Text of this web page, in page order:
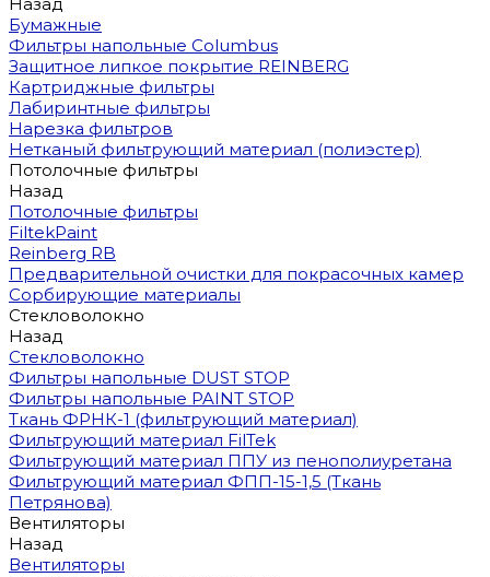
Бумажные
Фильтры напольные Columbus
Защитное липкое покрытие REINBERG
Картриджные фильтры
Лабиринтные фильтры
Нарезка фильтров
Нетканый фильтрующий материал (полиэстер)
Потолочные фильтры
Назад
Потолочные фильтры
FiltekPaint
Reinberg RB
Предварительной очистки для покрасочных камер
Сорбирующие материалы
Стекловолокно
Назад
Стекловолокно
Фильтры напольные DUST STOP
Фильтры напольные PAINT STOP
Ткань ФРНК-1 (фильтрующий материал)
Фильтрующий материал FilTek
Фильтрующий материал ППУ из пенополиуретана
Фильтрующий материал ФПП-15-1,5 (Ткань
Петрянова)
Вентиляторы
Назад
Вентиляторы